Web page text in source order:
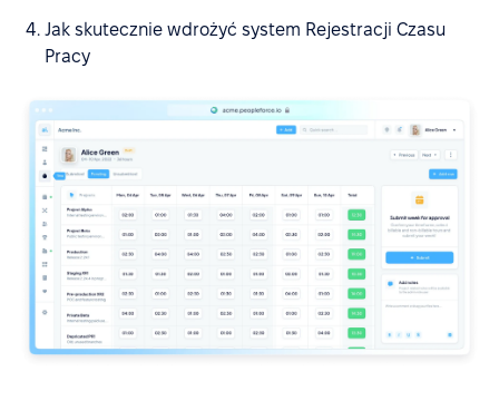
Jak skutecznie wdrożyć system Rejestracji Czasu
Pracy